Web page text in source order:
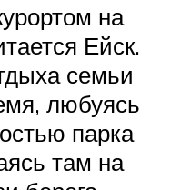
на
Ейск.
семьи
любуясь
парка
там на